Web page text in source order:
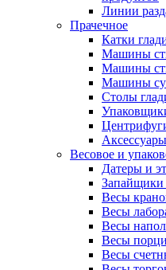
Линии
Прачечное
Катки
Машины
Машины
Машины
Столы
Аксессуары
Весовое и
Датеры и
Запайщики
Весы
Весы
Весы
Весы
Весы